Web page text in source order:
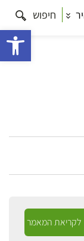
חיפוש
לקריאת המאמר